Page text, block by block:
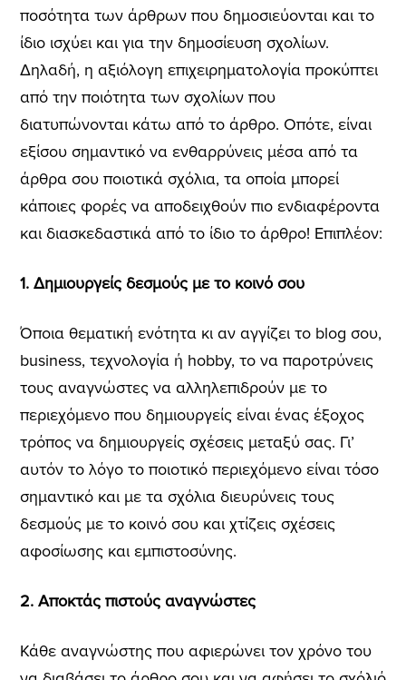
ποσότητα των άρθρων που δημοσιεύονται και το
ίδιο ισχύει και για την δημοσίευση σχολίων.
Δηλαδή, η αξιόλογη επιχειρηματολογία προκύπτει
από την ποιότητα των σχολίων που
διατυπώνονται κάτω από το άρθρο. Οπότε, είναι
εξίσου σημαντικό να ενθαρρύνεις μέσα από τα
άρθρα σου ποιοτικά σχόλια, τα οποία μπορεί
κάποιες φορές να αποδειχθούν πιο ενδιαφέροντα
και διασκεδαστικά από το ίδιο το άρθρο! Επιπλέον:
1. Δημιουργείς δεσμούς με το κοινό σου
Όποια θεματική ενότητα κι αν αγγίζει το blog σου,
business, τεχνολογία ή hobby, το να παροτρύνεις
τους αναγνώστες να αλληλεπιδρούν με το
περιεχόμενο που δημιουργείς είναι ένας έξοχος
τρόπος να δημιουργείς σχέσεις μεταξύ σας. Γι’
αυτόν το λόγο το ποιοτικό περιεχόμενο είναι τόσο
σημαντικό και με τα σχόλια διευρύνεις τους
δεσμούς με το κοινό σου και χτίζεις σχέσεις
αφοσίωσης και εμπιστοσύνης.
2. Αποκτάς πιστούς αναγνώστες
Κάθε αναγνώστης που αφιερώνει τον χρόνο του